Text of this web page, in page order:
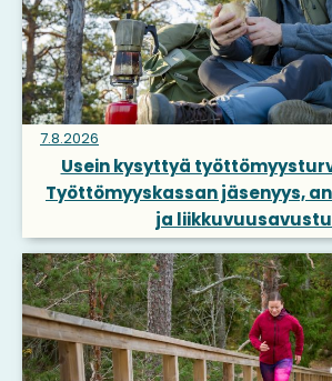
7.8.2026
Usein kysyttyä
Työttömyyskassan jäsenyys,
ja